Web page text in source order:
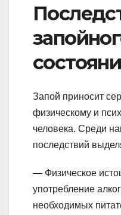
Запой приносит
физическому и
человека. Среди
последствий
— Физическое
употребление
необходимых